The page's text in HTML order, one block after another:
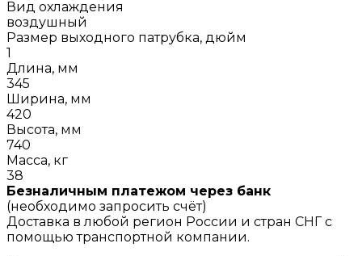
Вид охлаждения
воздушный
Размер выходного патрубка, дюйм
1
Длина, мм
345
Ширина, мм
420
Высота, мм
740
Масса, кг
38
Безналичным платежом через банк
(необходимо запросить счёт)
Доставка в любой регион России и стран СНГ с
помощью транспортной компании.